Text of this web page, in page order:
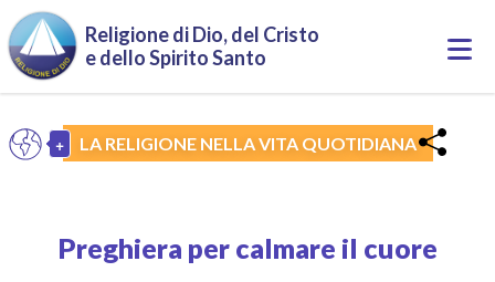
Salta al contenuto principale
Religione di Dio, del Cristo
e dello Spirito Santo
IT
+
Toggle Dropdown
LA RELIGIONE NELLA VITA QUOTIDIANA
Preghiera per calmare il cuore